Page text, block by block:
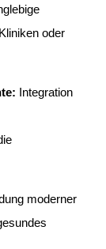
oder
Integration
moderner